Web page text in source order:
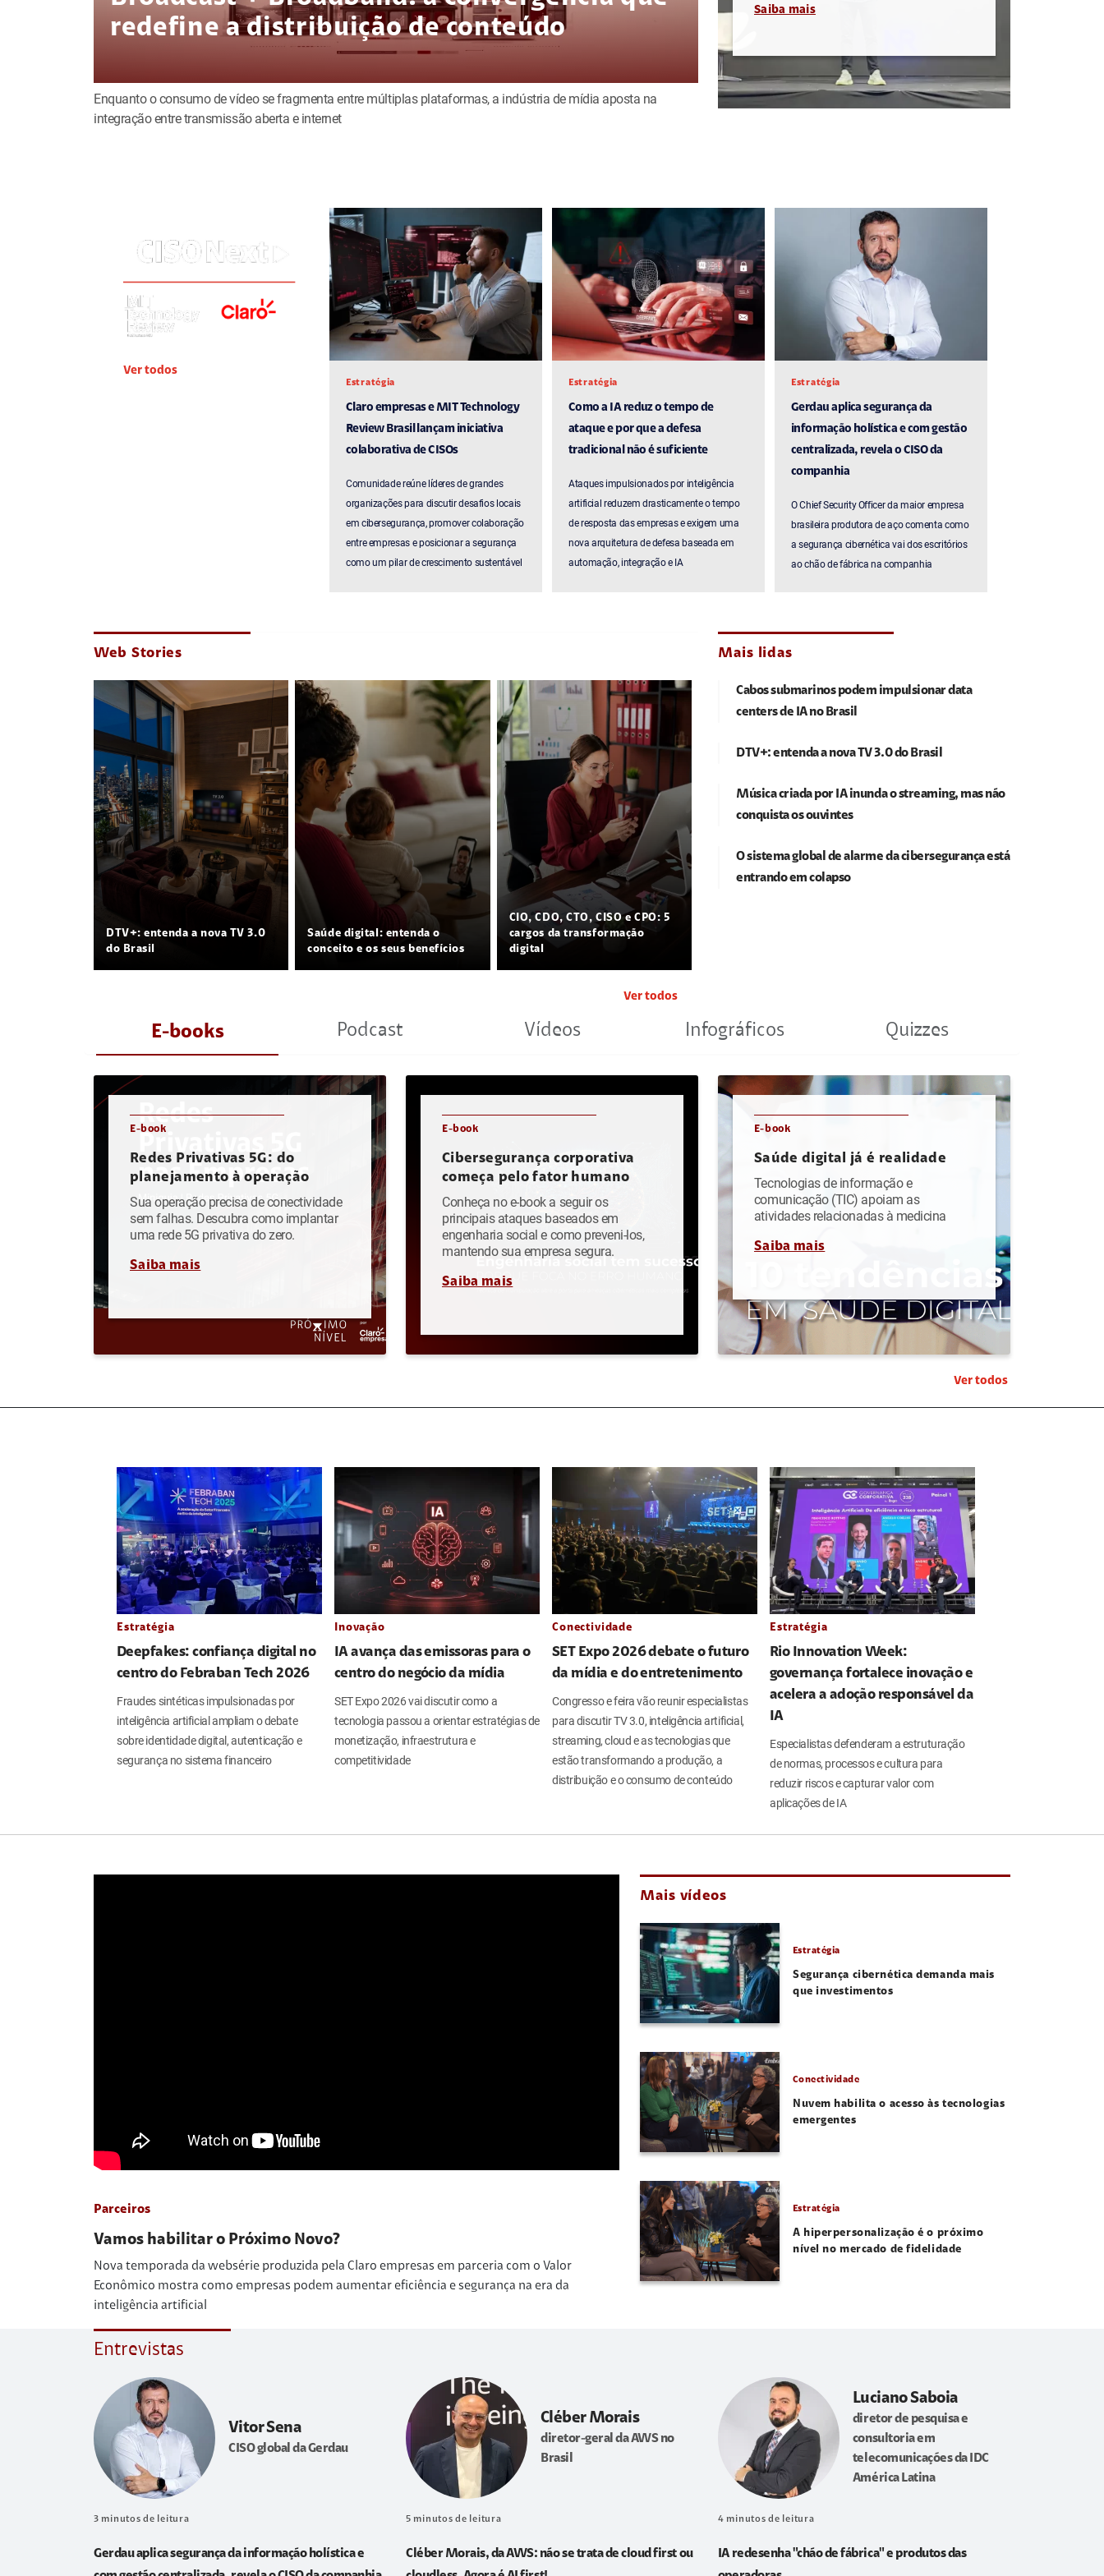
redefine a distribuição de conteúdo
Enquanto o consumo de vídeo se fragmenta entre múltiplas plataformas, a indústria de mídia aposta na
integração entre transmissão aberta e internet
Saiba mais
Ver todos
Estratégia
Claro empresas e MIT Technology
Review Brasil lançam iniciativa
colaborativa de CISOs
Comunidade reúne líderes de grandes
organizações para discutir desafios locais
em cibersegurança, promover colaboração
entre empresas e posicionar a segurança
como um pilar de crescimento sustentável
Estratégia
Como a IA reduz o tempo de
ataque e por que a defesa
tradicional não é suficiente
Ataques impulsionados por inteligência
artificial reduzem drasticamente o tempo
de resposta das empresas e exigem uma
nova arquitetura de defesa baseada em
automação, integração e IA
Estratégia
Gerdau aplica segurança da
informação holística e com gestão
centralizada, revela o CISO da
companhia
O Chief Security Officer da maior empresa
brasileira produtora de aço comenta como
a segurança cibernética vai dos escritórios
ao chão de fábrica na companhia
Web Stories
DTV+: entenda a nova TV 3.0
do Brasil
Saúde digital: entenda o
conceito e os seus benefícios
CIO, CDO, CTO, CISO e CPO: 5
cargos da transformação
digital
Ver todos
Mais lidas
Cabos submarinos podem impulsionar data
centers de IA no Brasil
DTV+: entenda a nova TV 3.0 do Brasil
Música criada por IA inunda o streaming, mas não
conquista os ouvintes
O sistema global de alarme da cibersegurança está
entrando em colapso
E-books Podcast Vídeos Infográficos Quizzes
E-book
Redes Privativas 5G: do
planejamento à operação
Sua operação precisa de conectividade
sem falhas. Descubra como implantar
uma rede 5G privativa do zero.
Saiba mais
E-book
Cibersegurança corporativa
começa pelo fator humano
Conheça no e-book a seguir os
principais ataques baseados em
engenharia social e como preveni-los,
mantendo sua empresa segura.
Saiba mais
E-book
Saúde digital já é realidade
Tecnologias de informação e
comunicação (TIC) apoiam as
atividades relacionadas à medicina
Saiba mais
Ver todos
Estratégia
Deepfakes: confiança digital no
centro do Febraban Tech 2026
Fraudes sintéticas impulsionadas por
inteligência artificial ampliam o debate
sobre identidade digital, autenticação e
segurança no sistema financeiro
Inovação
IA avança das emissoras para o
centro do negócio da mídia
SET Expo 2026 vai discutir como a
tecnologia passou a orientar estratégias de
monetização, infraestrutura e
competitividade
Conectividade
SET Expo 2026 debate o futuro
da mídia e do entretenimento
Congresso e feira vão reunir especialistas
para discutir TV 3.0, inteligência artificial,
streaming, cloud e as tecnologias que
estão transformando a produção, a
distribuição e o consumo de conteúdo
Estratégia
Rio Innovation Week:
governança fortalece inovação e
acelera a adoção responsável da
IA
Especialistas defenderam a estruturação
de normas, processos e cultura para
reduzir riscos e capturar valor com
aplicações de IA
Parceiros
Vamos habilitar o Próximo Novo?
Nova temporada da websérie produzida pela Claro empresas em parceria com o Valor
Econômico mostra como empresas podem aumentar eficiência e segurança na era da
inteligência artificial
Mais vídeos
Estratégia
Segurança cibernética demanda mais
que investimentos
Conectividade
Nuvem habilita o acesso às tecnologias
emergentes
Estratégia
A hiperpersonalização é o próximo
nível no mercado de fidelidade
Entrevistas
Vitor Sena
CISO global da Gerdau
3 minutos de leitura
Gerdau aplica segurança da informação holística e
Cléber Morais
diretor-geral da AWS no
Brasil
5 minutos de leitura
Cléber Morais, da AWS: não se trata de cloud first ou
Luciano Saboia
diretor de pesquisa e
consultoria em
telecomunicações da IDC
América Latina
4 minutos de leitura
IA redesenha "chão de fábrica" e produtos das